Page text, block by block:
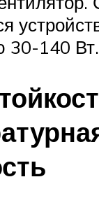
30-140 Вт.